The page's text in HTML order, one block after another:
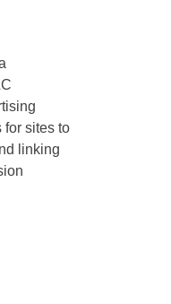
for sites to
linking